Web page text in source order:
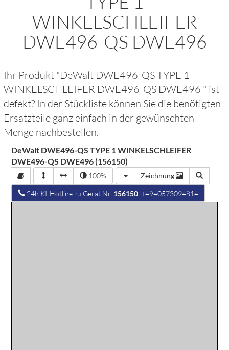
WINKELSCHLEIFER
DWE496-QS DWE496
Ihr Produkt "DeWalt DWE496-QS TYPE 1
WINKELSCHLEIFER DWE496-QS DWE496 " ist
defekt? In der Stückliste können Sie die benötigten
Ersatzteile ganz einfach in der gewünschten
Menge nachbestellen.
DeWalt DWE496-QS TYPE 1 WINKELSCHLEIFER
DWE496-QS DWE496 (156150)
100% Zeichnung
24h KI-Hotline zu Gerät Nr. 156150: +4940573094814